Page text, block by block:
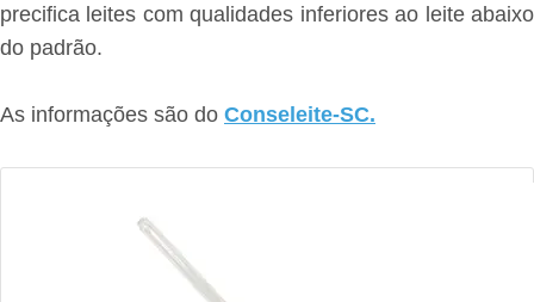
precifica leites com qualidades inferiores ao leite abaixo
do padrão.
As informações são do Conseleite-SC.